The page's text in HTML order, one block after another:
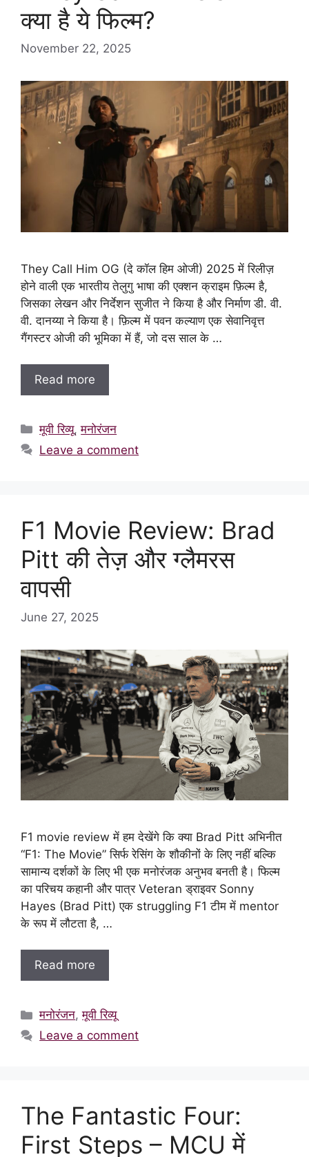
क्या है ये फिल्म?
November 22, 2025
They Call Him OG (दे कॉल हिम ओजी) 2025 में रिलीज़
होने वाली एक भारतीय तेलुगु भाषा की एक्शन क्राइम फ़िल्म है,
जिसका लेखन और निर्देशन सुजीत ने किया है और निर्माण डी. वी.
वी. दानय्या ने किया है। फ़िल्म में पवन कल्याण एक सेवानिवृत्त
गैंगस्टर ओजी की भूमिका में हैं, जो दस साल के …
Read more
Categories
मूवी रिव्यू,मनोरंजन
Leave a comment
F1 Movie Review: Brad
Pitt की तेज़ और ग्लैमरस
वापसी
June 27, 2025
F1 movie review में हम देखेंगे कि क्या Brad Pitt अभिनीत
“F1: The Movie” सिर्फ रेसिंग के शौकीनों के लिए नहीं बल्कि
सामान्य दर्शकों के लिए भी एक मनोरंजक अनुभव बनती है। फिल्म
का परिचय कहानी और पात्र Veteran ड्राइवर Sonny
Hayes (Brad Pitt) एक struggling F1 टीम में mentor
के रूप में लौटता है, …
Read more
Categories
मनोरंजन,मूवी रिव्यू
Leave a comment
The Fantastic Four:
First Steps – MCU में